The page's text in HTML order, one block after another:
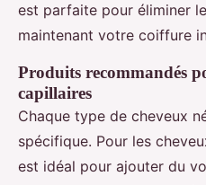
est parfaite pour éliminer
maintenant votre coiffure
Produits recommandés
capillaires
Chaque type de cheveux
spécifique. Pour les
est idéal pour ajouter du